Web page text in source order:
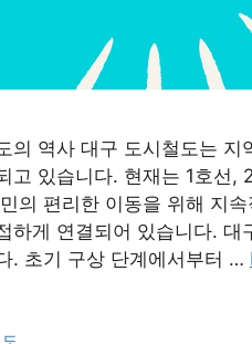
의 역사 대구 도시철도는
고 있습니다. 현재는 1호선,
의 편리한 이동을 위해 지
하게 연결되어 있습니다.
. 초기 구상 단계에서부터 …